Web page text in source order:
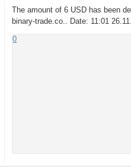
The amount of 6 USD has been
binary-trade.co.. Date: 11:01
0